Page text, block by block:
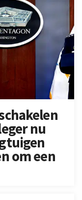
nu
om een